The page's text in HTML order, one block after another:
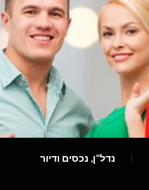
נדל”ן, נכסים ודיור